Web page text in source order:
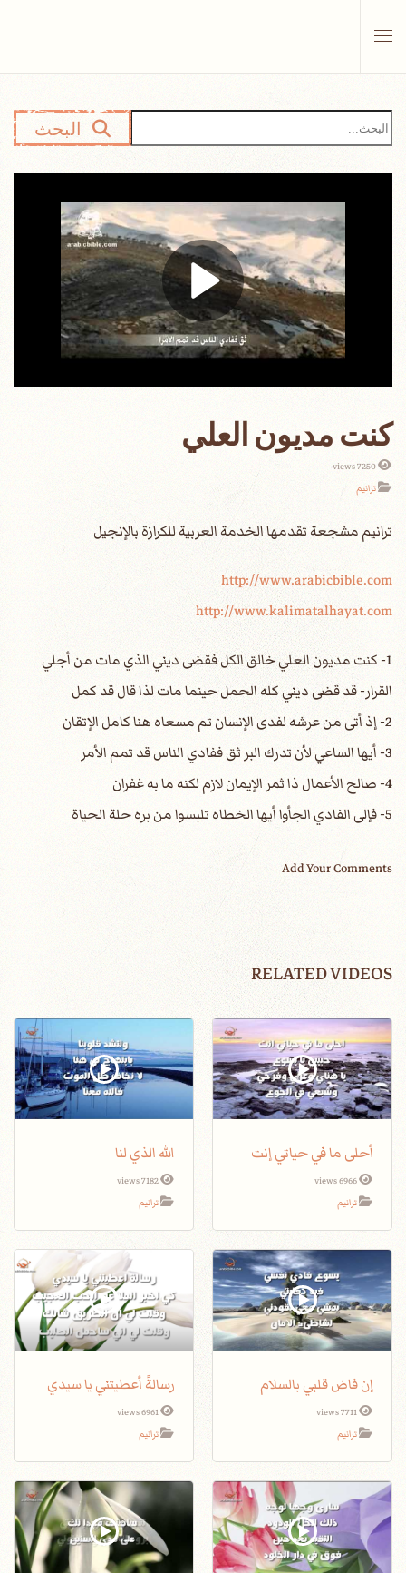
البحث
كنت مديون العلي
7250 views
ترانيم
http://www.arabicbible.com
http://www.kalimatalhayat.com
1- كنت مديون العلي خالق الكل فقضى ديني الذي مات من أجلي
القرار- قد قضى ديني كله الحمل حينما مات لذا قال قد كمل
2- إذ أتى من عرشه لفدى الإنسان تم مسعاه هنا كامل الإتقان
3- أيها الساعي لأن تدرك البر ثق ففادي الناس قد تمم الأمر
4- صالح الأعمال ذا ثمر الإيمان لازم لكنه ما به غفران
5- فإلى الفادي الجأوا أيها الخطاه تلبسوا من بره حلة الحياة
Add Your Comments
RELATED VIDEOS
أحلى ما في حياتي إنت
6966 views
ترانيم
الله الذي لنا
7182 views
ترانيم
إن فاض قلبي بالسلام
7711 views
ترانيم
رسالةً أعطيتني يا سيدي
6961 views
ترانيم